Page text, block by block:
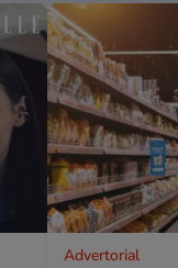
Advertorial